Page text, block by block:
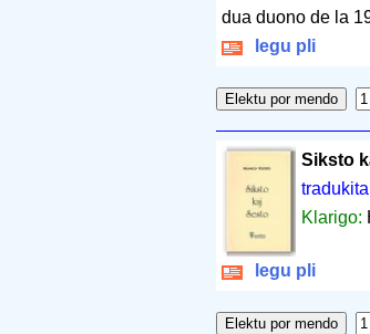
dua duono de la
legu pli
Siksto
tradukita
Klarigo:
legu pli